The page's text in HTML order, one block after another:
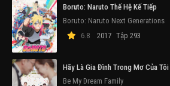
Boruto: Naruto Thế Hệ Kế Tiếp
Boruto: Naruto Next Generations
6.8
2017 Tập 293
Hãy Là Gia Đình Trong Mơ Của Tôi
Be My Dream Family